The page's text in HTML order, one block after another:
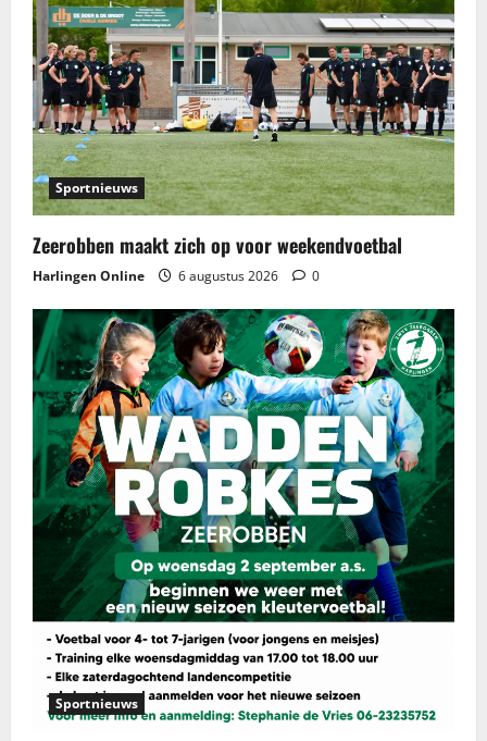
Sportnieuws
Zeerobben maakt zich op voor weekendvoetbal
Harlingen Online 6 augustus 2026 0
Sportnieuws